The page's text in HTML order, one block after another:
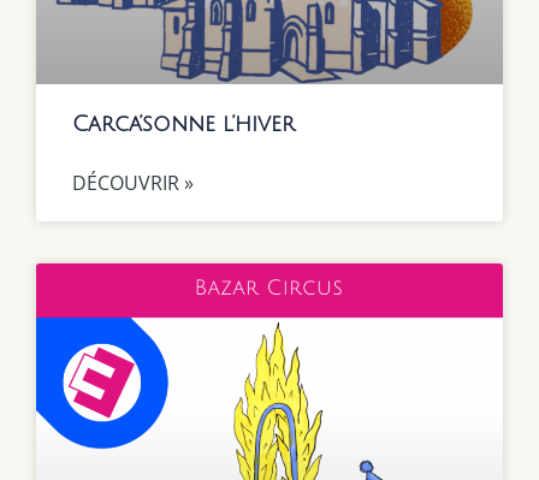
Carca’sonne l’hiver
DÉCOUVRIR »